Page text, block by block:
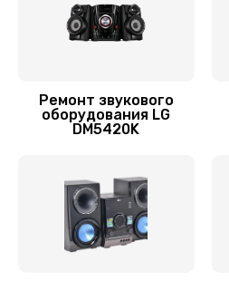
900 руб.
Ремонт звукового
оборудования LG
DM5420K